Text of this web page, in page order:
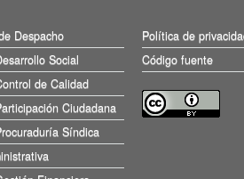
Despacho
Social
de Calidad
Ciudadana
Síndica
Política de
Código fuente